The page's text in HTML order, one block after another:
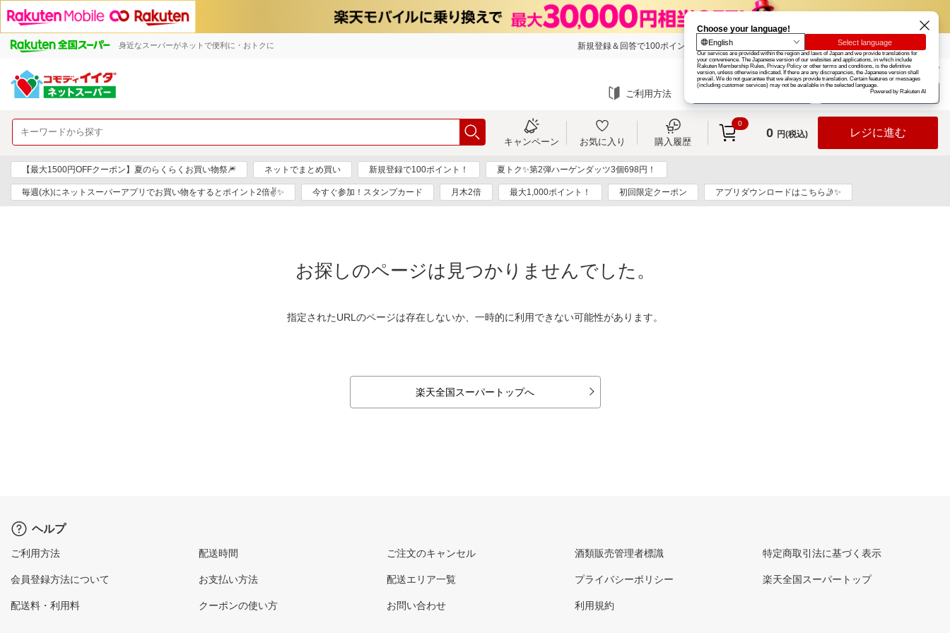
身近なスーパーがネットで便利に・おトクに 新規登録＆回答で100ポイント! 楽天グループ カード
お知らせ ヘルプ
ご利用方法 ログイン
キャンペーン お気に入り 購入履歴
0
0 円(税込) レジに進む
【最大1500円OFFクーポン】夏のらくらくお買い物祭🎆 ネットでまとめ買い 新規登録で100ポイント！ 夏トク✨第2弾ハーゲンダッツ3個698円！
毎週(水)にネットスーパーアプリでお買い物をするとポイント2倍✌✨ 今すぐ参加！スタンプカード 月木2倍 最大1,000ポイント！ 初回限定クーポン アプリダウンロードはこちら🤳✨
お探しのページは見つかりませんでした。
指定されたURLのページは存在しないか、一時的に利用できない可能性があります。
楽天全国スーパートップへ
ヘルプ
ご利用方法
会員登録方法について
配送料・利用料
配送時間
お支払い方法
クーポンの使い方
ご注文のキャンセル
配送エリア一覧
お問い合わせ
酒類販売管理者標識
プライバシーポリシー
利用規約
特定商取引法に基づく表示
楽天全国スーパートップ